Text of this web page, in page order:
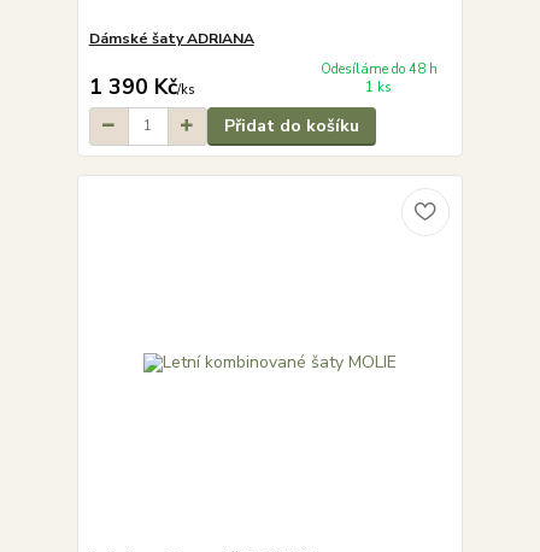
Dámské šaty ADRIANA
1 390 Kč/ks
Odesíláme do 48 h
1 ks
Přidat do košíku